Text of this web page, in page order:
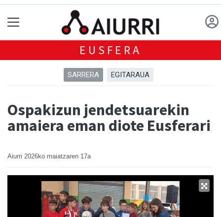
EUSFERA
SARRERA EGITARAUA
Ospakizun jendetsuarekin
amaiera eman diote Eusferari
Aiurri 2026ko maiatzaren 17a